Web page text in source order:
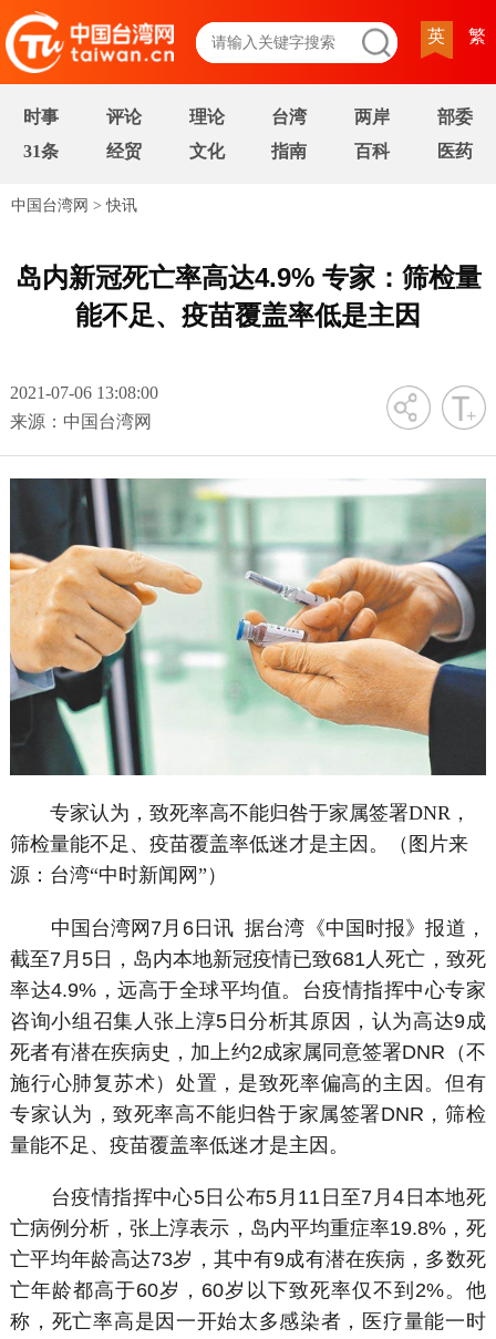
英 繁
时事 评论 理论 台湾 两岸
部委
31条
经贸 文化 指南 百科 医药
中国台湾网 >快讯
岛内新冠死亡率高达4.9% 专家：筛检量
能不足、疫苗覆盖率低是主因
2021-07-06 13:08:00
来源：中国台湾网
字号
专家认为，致死率高不能归咎于家属签署DNR，
筛检量能不足、疫苗覆盖率低迷才是主因。（图片来
源：台湾“中时新闻网”）
中国台湾网7月6日讯 据台湾《中国时报》报道，
截至7月5日，岛内本地新冠疫情已致681人死亡，致死
率达4.9%，远高于全球平均值。台疫情指挥中心专家
咨询小组召集人张上淳5日分析其原因，认为高达9成
死者有潜在疾病史，加上约2成家属同意签署DNR（不
施行心肺复苏术）处置，是致死率偏高的主因。但有
专家认为，致死率高不能归咎于家属签署DNR，筛检
量能不足、疫苗覆盖率低迷才是主因。
台疫情指挥中心5日公布5月11日至7月4日本地死
亡病例分析，张上淳表示，岛内平均重症率19.8%，死
亡平均年龄高达73岁，其中有9成有潜在疾病，多数死
亡年龄都高于60岁，60岁以下致死率仅不到2%。他
称，死亡率高是因一开始太多感染者，医疗量能一时